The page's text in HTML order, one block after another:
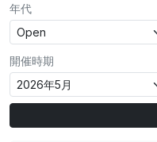
年代
開催時期